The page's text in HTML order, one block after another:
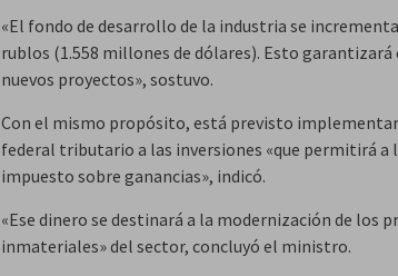
«El fondo de desarrollo de la industria se
rublos (1.558 millones de dólares). Esto
nuevos proyectos», sostuvo.
Con el mismo propósito, está previsto
federal tributario a las inversiones «que permitirá a
impuesto sobre ganancias», indicó.
«Ese dinero se destinará a la modernización de los
inmateriales» del sector, concluyó el ministro.